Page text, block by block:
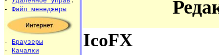
- Файл менеджеры
- Браузеры
- Качалки
IcoFX